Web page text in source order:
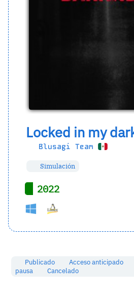
Locked in my
Blusagi Team
Simulación
2022
Publicado Acceso anticipado
pausa
Cancelado